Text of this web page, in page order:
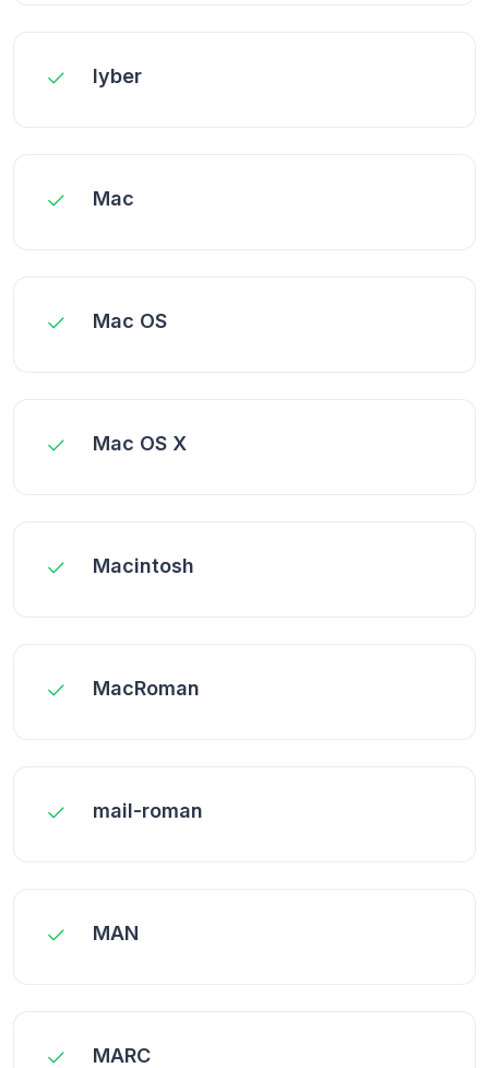
lyber
Mac
Mac OS
Mac OS X
Macintosh
MacRoman
mail-roman
MAN
MARC